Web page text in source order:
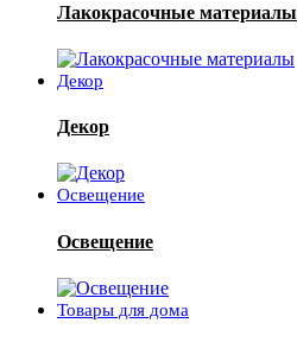
Лакокрасочные материалы
Декор
Декор
Освещение
Освещение
Товары для дома